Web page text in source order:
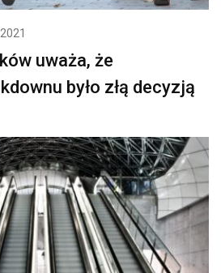
uważa, że
było złą decyzją